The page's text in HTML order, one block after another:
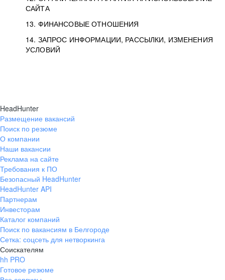
САЙТА
13. ФИНАНСОВЫЕ ОТНОШЕНИЯ
14. ЗАПРОС ИНФОРМАЦИИ, РАССЫЛКИ, ИЗМЕНЕНИЯ
УСЛОВИЙ
HeadHunter
Размещение вакансий
Поиск по резюме
О компании
Наши вакансии
Реклама на сайте
Требования к ПО
Безопасный HeadHunter
HeadHunter API
Партнерам
Инвесторам
Каталог компаний
Поиск по вакансиям в Белгороде
Сетка: соцсеть для нетворкинга
Соискателям
hh PRO
Готовое резюме